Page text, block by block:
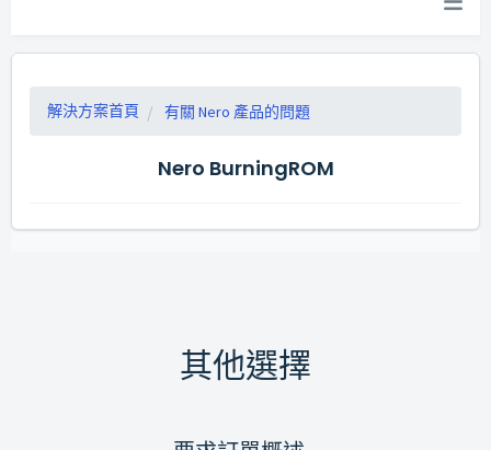
解決方案首頁 有關 Nero 產品的問題
Nero BurningROM
其他選擇